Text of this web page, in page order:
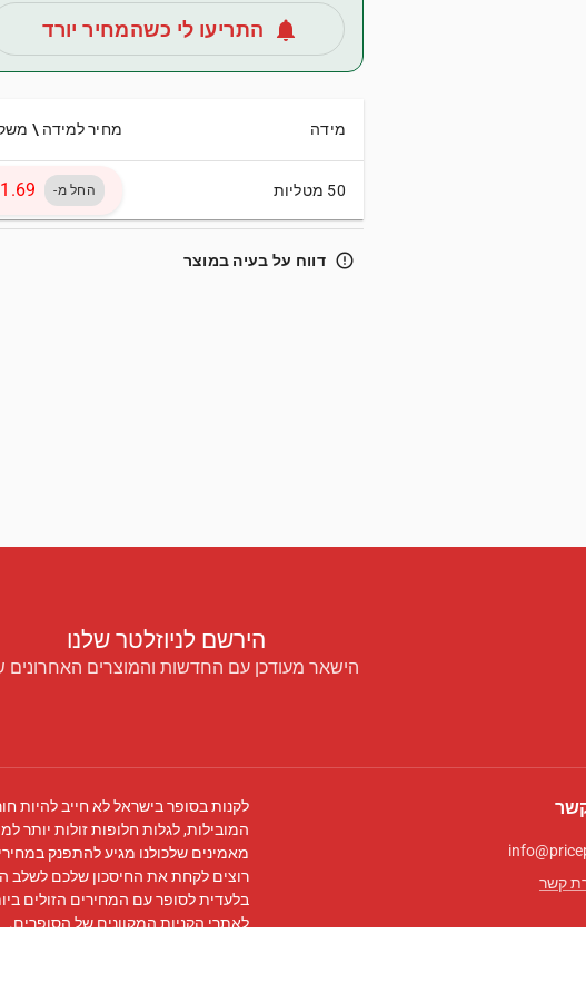
notifications התריעו לי כשהמחיר יורד
מידה מחיר למידה \
50 מטליות החל מ-
error_outline דווח על בעיה במוצר
הירשם לניוזלטר שלנו
הישאר מעודכן עם החדשות והמוצרים האחרונים
קשר
לקנות בסופר בישראל לא חייב להיות
המובילות, לגלות חלופות זולות יותר
מאמינים שלכולנו מגיע להתפנק
רוצים לקחת את החיסכון שלכם לשלב
בלעדית לסופר עם המחירים הזולים
לאתרי הקניות המקוונים של הסופרים.